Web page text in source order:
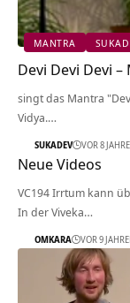
MANTRA
Devi Devi Devi
singt das Mantra
Vidya.…
SUKADEV VOR 8
Neue Videos
VC194 Irrtum kann
In der Viveka…
OMKARA VOR 9